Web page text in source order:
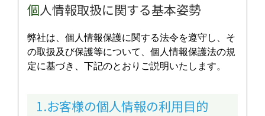
個人情報取扱に関する基本姿勢
弊社は、個人情報保護に関する法令を遵守し、そ
の取扱及び保護等について、個人情報保護法の規
定に基づき、下記のとおりご説明いたします。
1.お客様の個人情報の利用目的